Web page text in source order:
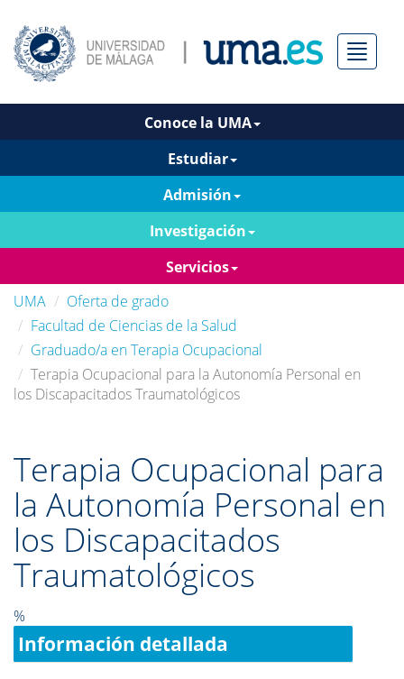
Menú
Conoce la UMA
Estudiar
Admisión
Investigación
Servicios
UMA
Oferta de grado
Facultad de Ciencias de la Salud
Graduado/a en Terapia Ocupacional
Terapia Ocupacional para la Autonomía Personal en
los Discapacitados Traumatológicos
Terapia Ocupacional para
la Autonomía Personal en
los Discapacitados
Traumatológicos
%
Información detallada